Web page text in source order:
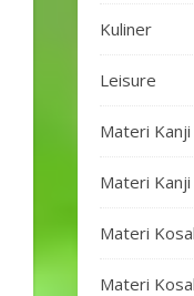
Kuliner
Leisure
Materi
Materi Kanji
Materi
Materi